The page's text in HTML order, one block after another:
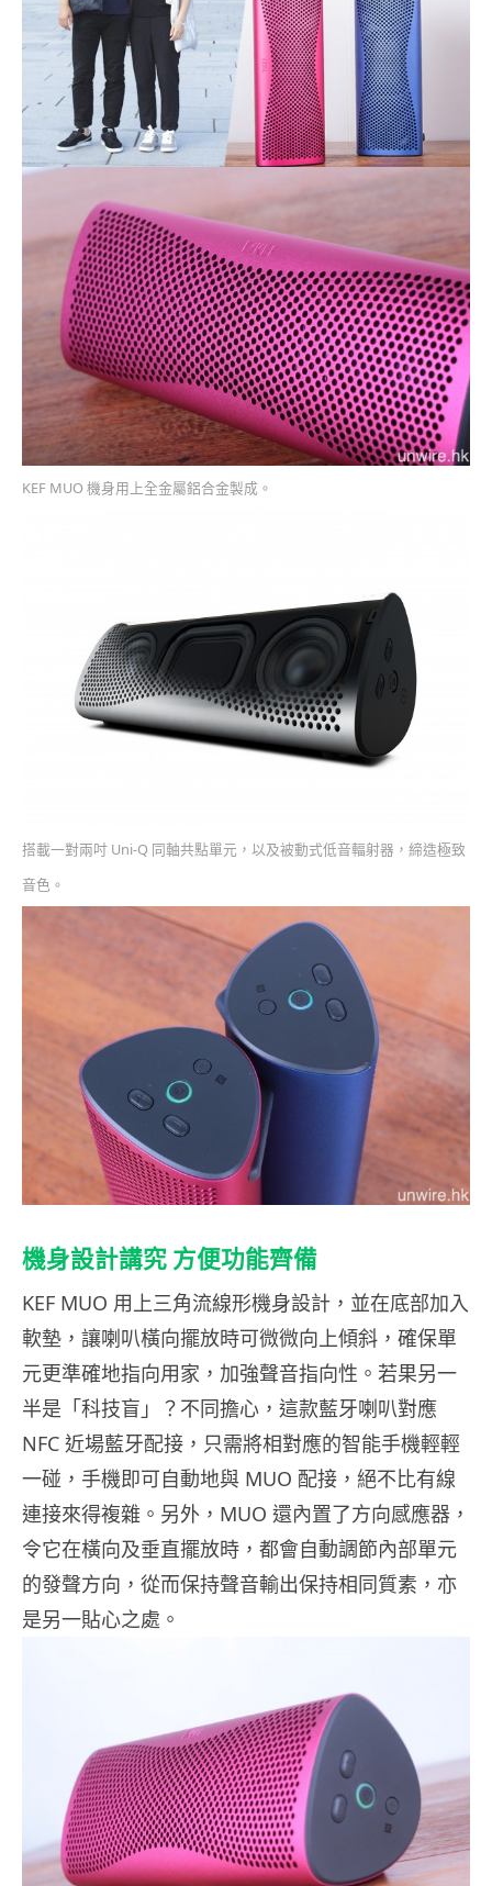
KEF MUO 機身用上全金屬鋁合金製成。
搭載一對兩吋 Uni-Q 同軸共點單元，以及被動式低音輻射器，締造極致
音色。
機身設計講究 方便功能齊備
KEF MUO 用上三角流線形機身設計，並在底部加入
軟墊，讓喇叭橫向擺放時可微微向上傾斜，確保單
元更準確地指向用家，加強聲音指向性。若果另一
半是「科技盲」？不同擔心，這款藍牙喇叭對應
NFC 近場藍牙配接，只需將相對應的智能手機輕輕
一碰，手機即可自動地與 MUO 配接，絕不比有線
連接來得複雜。另外，MUO 還內置了方向感應器，
令它在橫向及垂直擺放時，都會自動調節內部單元
的發聲方向，從而保持聲音輸出保持相同質素，亦
是另一貼心之處。